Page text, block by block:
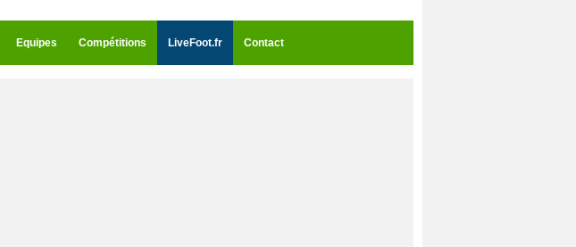
Equipes Compétitions LiveFoot.fr Contact